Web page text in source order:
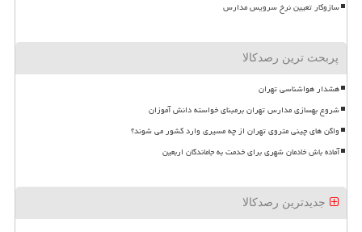
سازوکار تعیین نرخ سرویس مدارس
پربحث ترین رصدکالا
هشدار هواشناسی تهران
شروع بهسازی مدارس تهران برمبنای خواسته دانش آموزان
واگن های چینی متروی تهران از چه مسیری وارد کشور می شوند؟
آماده باش خادمان شهری برای خدمت به جاماندگان اربعین
جدیدترین رصدکالا